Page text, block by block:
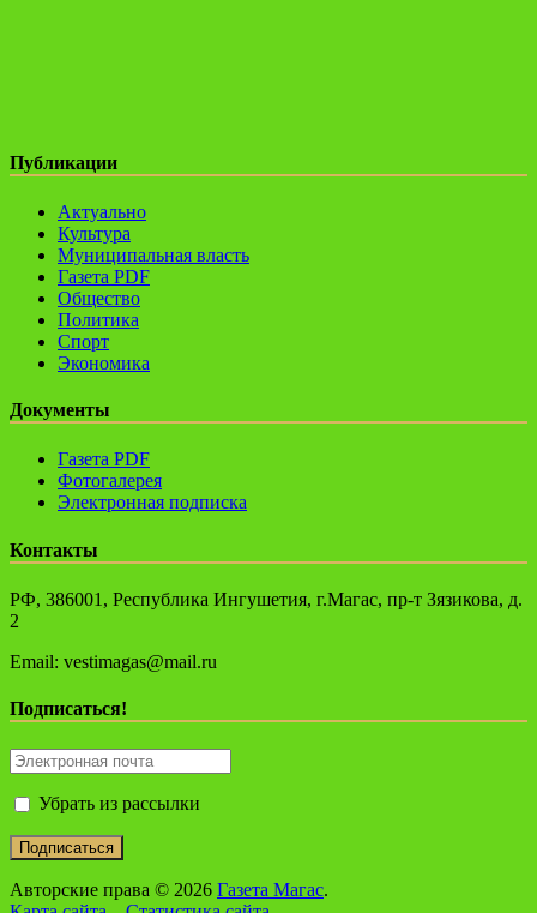
Публикации
Актуально
Культура
Муниципальная власть
Газета PDF
Общество
Политика
Спорт
Экономика
Документы
Газета PDF
Фотогалерея
Электронная подписка
Контакты
РФ, 386001, Республика Ингушетия, г.Магас, пр-т Зязикова, д.
2
Email: vestimagas@mail.ru
Подписаться!
Убрать из рассылки
Авторские права © 2026 Газета Магас.